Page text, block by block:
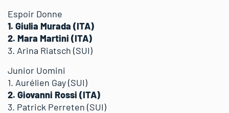
Espoir Donne
1. Giulia Murada (ITA)
2. Mara Martini (ITA)
3. Arina Riatsch (SUI)
Junior Uomini
1. Aurélien Gay (SUI)
2. Giovanni Rossi (ITA)
3. Patrick Perreten (SUI)